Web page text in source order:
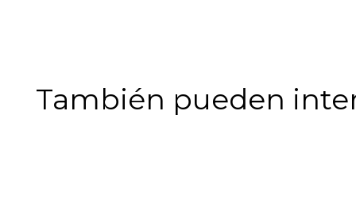
También pueden